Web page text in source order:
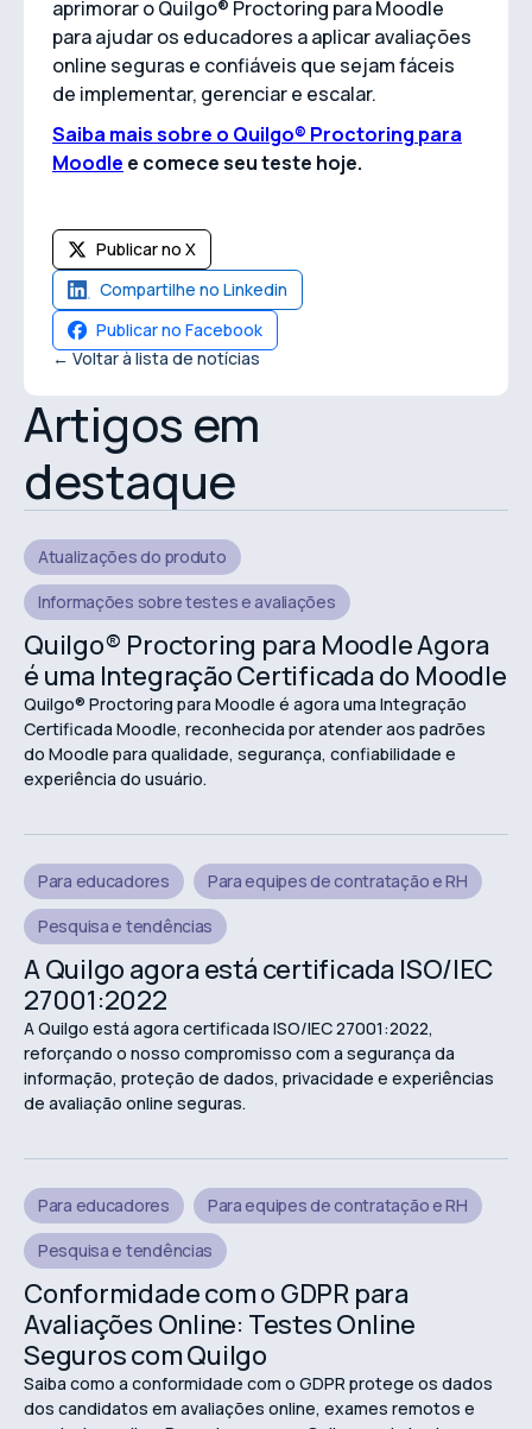
aprimorar o Quilgo® Proctoring para Moodle
para ajudar os educadores a aplicar avaliações
online seguras e confiáveis que sejam fáceis
de implementar, gerenciar e escalar.
Saiba mais sobre o Quilgo® Proctoring para
Moodle e comece seu teste hoje.
Publicar no X
Compartilhe no Linkedin
Publicar no Facebook
← Voltar à lista de notícias
Artigos em
destaque
Atualizações do produto
Informações sobre testes e avaliações
Quilgo® Proctoring para Moodle Agora
é uma Integração Certificada do Moodle
Quilgo® Proctoring para Moodle é agora uma Integração
Certificada Moodle, reconhecida por atender aos padrões
do Moodle para qualidade, segurança, confiabilidade e
experiência do usuário.
Para educadores
Para equipes de contratação e RH
Pesquisa e tendências
A Quilgo agora está certificada ISO/IEC
27001:2022
A Quilgo está agora certificada ISO/IEC 27001:2022,
reforçando o nosso compromisso com a segurança da
informação, proteção de dados, privacidade e experiências
de avaliação online seguras.
Para educadores
Para equipes de contratação e RH
Pesquisa e tendências
Conformidade com o GDPR para
Avaliações Online: Testes Online
Seguros com Quilgo
Saiba como a conformidade com o GDPR protege os dados
dos candidatos em avaliações online, exames remotos e